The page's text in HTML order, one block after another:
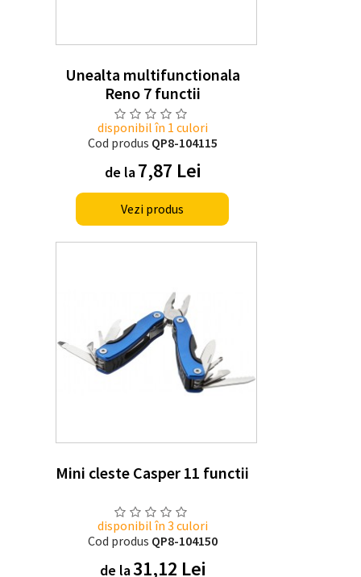
Unealta multifunctionala
Reno 7 functii
disponibil în 1 culori
Cod produs QP8-104115
de la7,87 Lei
Vezi produs
Mini cleste Casper 11 functii
disponibil în 3 culori
Cod produs QP8-104150
de la31,12 Lei